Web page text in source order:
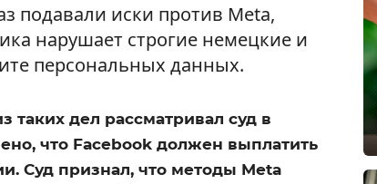
подавали иски против Meta,
нарушает строгие немецкие и
персональных данных.
таких дел рассматривал суд в
что Facebook должен выплатить
Суд признал, что методы Meta